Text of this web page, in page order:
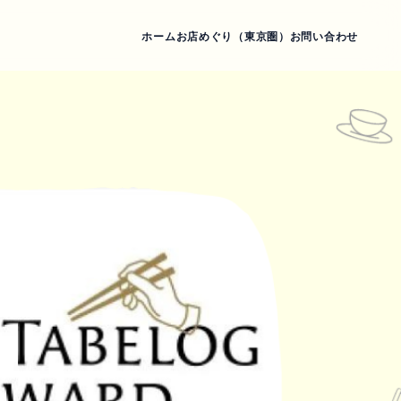
ホームお店めぐり（東京圏） お問い合わせ